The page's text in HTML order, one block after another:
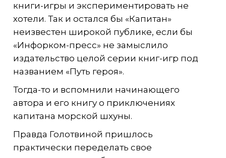
книги-игры и экспериментировать не
хотели. Так и остался бы «Капитан»
неизвестен широкой публике, если бы
«Инфорком-пресс» не замыслило
издательство целой серии книг-игр под
названием «Путь героя».
Тогда-то и вспомнили начинающего
автора и его книгу о приключениях
капитана морской шхуны.
Правда Голотвиной пришлось
практически переделать свое